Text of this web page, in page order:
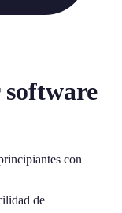
con
de